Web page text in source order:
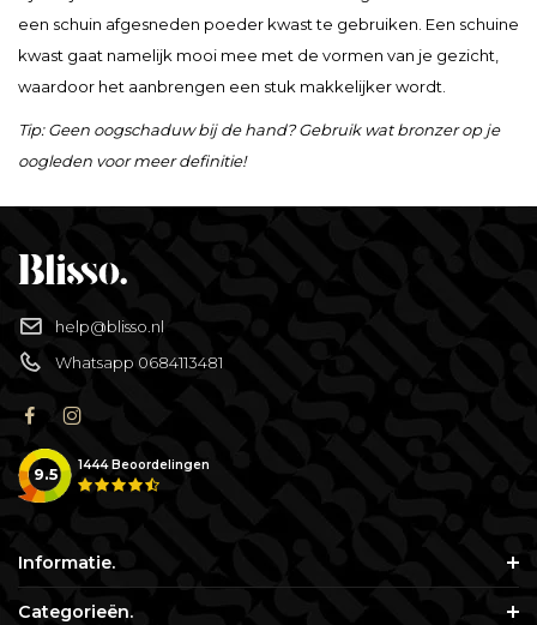
een schuin afgesneden poeder kwast te gebruiken. Een schuine
kwast gaat namelijk mooi mee met de vormen van je gezicht,
waardoor het aanbrengen een stuk makkelijker wordt.
Tip: Geen oogschaduw bij de hand? Gebruik wat bronzer op je
oogleden voor meer definitie!
help@blisso.nl
Whatsapp 0684113481
9.5 1444Beoordelingen
Informatie.
Categorieën.